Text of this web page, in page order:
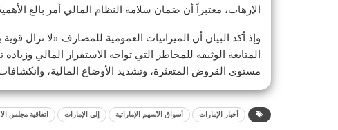
الإرهاب، معتبراً أن ضمان سلامة النظام المالي أمر بالغ
وإذ أكد البيان أن الميزانيات العمومية للمصارف «لا تزال
المتابعة الوثيقة للمخاطر التي تواجه الاستقرار المالي
مستوى القروض المتعثرة، وتشديد الأوضاع المالية،
أخبار الإمارات أسواق الأسهم الإماراتية إلى الإمارات اتفاقية مجلس